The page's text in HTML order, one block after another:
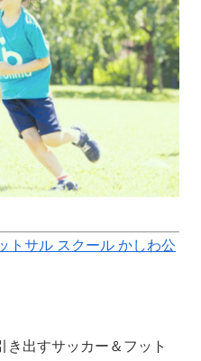
トサル スクール かしわ公
き出すサッカー＆フット